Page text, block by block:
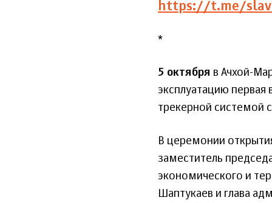
https://t.me/
*
5 октября в Ачхой-
эксплуатацию первая
трекерной системой
В церемонии
заместитель
экономического и
Шаптукаев и глава